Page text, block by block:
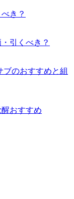
き？
引くべき？
ブのおすすめと組
おすすめ